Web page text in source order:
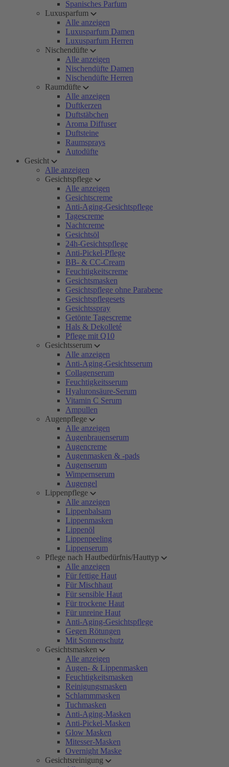
Spanisches Parfum
Luxusparfum
Alle anzeigen
Luxusparfum Damen
Luxusparfum Herren
Nischendüfte
Alle anzeigen
Nischendüfte Damen
Nischendüfte Herren
Raumdüfte
Alle anzeigen
Duftkerzen
Duftstäbchen
Aroma Diffuser
Duftsteine
Raumsprays
Autodüfte
Gesicht
Alle anzeigen
Gesichtspflege
Alle anzeigen
Gesichtscreme
Anti-Aging-Gesichtspflege
Tagescreme
Nachtcreme
Gesichtsöl
24h-Gesichtspflege
Anti-Pickel-Pflege
BB- & CC-Cream
Feuchtigkeitscreme
Gesichtsmasken
Gesichtspflege ohne Parabene
Gesichtspflegesets
Gesichtsspray
Getönte Tagescreme
Hals & Dekolleté
Pflege mit Q10
Gesichtsserum
Alle anzeigen
Anti-Aging-Gesichtsserum
Collagenserum
Feuchtigkeitsserum
Hyaluronsäure-Serum
Vitamin C Serum
Ampullen
Augenpflege
Alle anzeigen
Augenbrauenserum
Augencreme
Augenmasken & -pads
Augenserum
Wimpernserum
Augengel
Lippenpflege
Alle anzeigen
Lippenbalsam
Lippenmasken
Lippenöl
Lippenpeeling
Lippenserum
Pflege nach Hautbedürfnis/Hauttyp
Alle anzeigen
Für fettige Haut
Für Mischhaut
Für sensible Haut
Für trockene Haut
Für unreine Haut
Anti-Aging-Gesichtspflege
Gegen Rötungen
Mit Sonnenschutz
Gesichtsmasken
Alle anzeigen
Augen- & Lippenmasken
Feuchtigkeitsmasken
Reinigungsmasken
Schlammmasken
Tuchmasken
Anti-Aging-Masken
Anti-Pickel-Masken
Glow Masken
Mitesser-Masken
Overnight Maske
Gesichtsreinigung